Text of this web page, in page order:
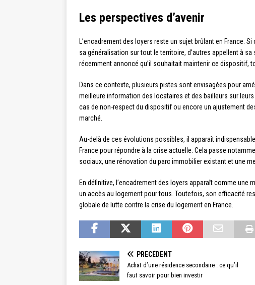
Les perspectives d’avenir
L’encadrement des loyers reste un sujet brûlant en France.
sa généralisation sur tout le territoire, d’autres appellent à
récemment annoncé qu’il souhaitait maintenir ce dispositif,
Dans ce contexte, plusieurs pistes sont envisagées pour
meilleure information des locataires et des bailleurs sur
cas de non-respect du dispositif ou encore un ajustement
marché.
Au-delà de ces évolutions possibles, il apparaît
France pour répondre à la crise actuelle. Cela passe
sociaux, une rénovation du parc immobilier existant et une
En définitive, l’encadrement des loyers apparaît comme
un accès au logement pour tous. Toutefois, son efficacité
globale de lutte contre la crise du logement en France.
PRÉCÉDENT
Achat d’une résidence secondaire : ce qu’il
faut savoir pour bien investir